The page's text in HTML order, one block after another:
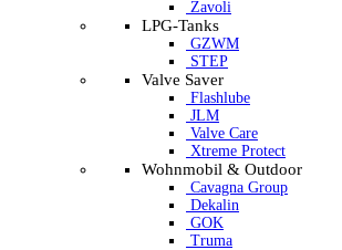
Zavoli
LPG-Tanks
GZWM
STEP
Valve Saver
Flashlube
JLM
Valve Care
Xtreme Protect
Wohnmobil & Outdoor
Cavagna Group
Dekalin
GOK
Truma